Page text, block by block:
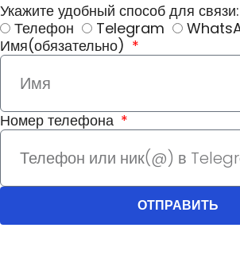
Укажите удобный способ для связи:
Телефон
Telegram
Имя(обязательно)
Номер телефона
ОТПРАВИТЬ